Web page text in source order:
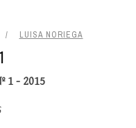
LUISA NORIEGA
1 - 2015